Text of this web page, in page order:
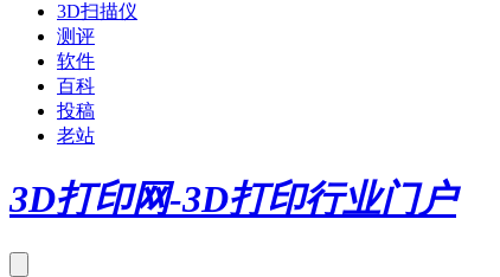
3D扫描仪
测评
软件
百科
投稿
老站
3D打印网-3D打印行业门户